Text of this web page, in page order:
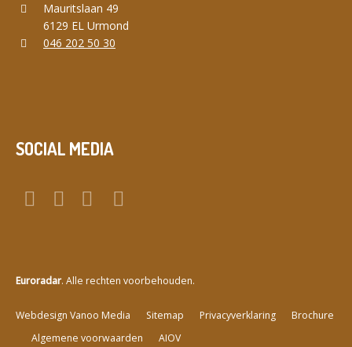
Mauritslaan 49
6129 EL Urmond
046 202 50 30
SOCIAL MEDIA
Euroradar. Alle rechten voorbehouden.
Webdesign Vanoo Media Sitemap Privacyverklaring
Brochure
Algemene voorwaarden
AIOV